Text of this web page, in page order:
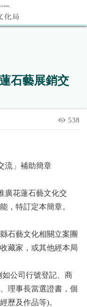
石藝展銷交
538
流」補助簡章
廣花蓮石藝文化交
，特訂定本簡章。
石藝文化相關立案團
藏家，或其他經本局
公司行號登記、商
理事長當選證書，個
歷及作品等)。